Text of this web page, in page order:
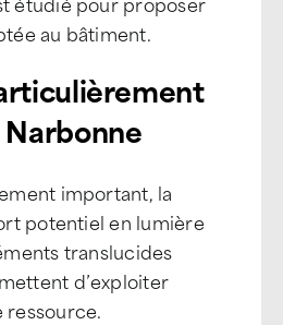
au bâtiment.
important, la
potentiel en lumière
translucides
d’exploiter